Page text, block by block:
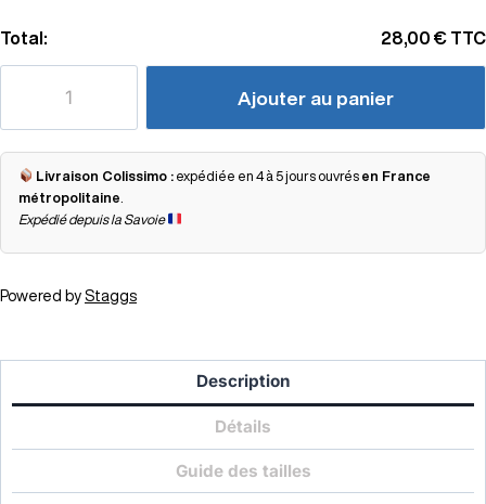
Total: 28,00 € TTC
Ajouter au panier
Livraison Colissimo : expédiée en 4 à 5 jours ouvrés en France
métropolitaine
Expédié depuis la Savoie
Powered by Staggs
Description
Détails
Guide des tailles